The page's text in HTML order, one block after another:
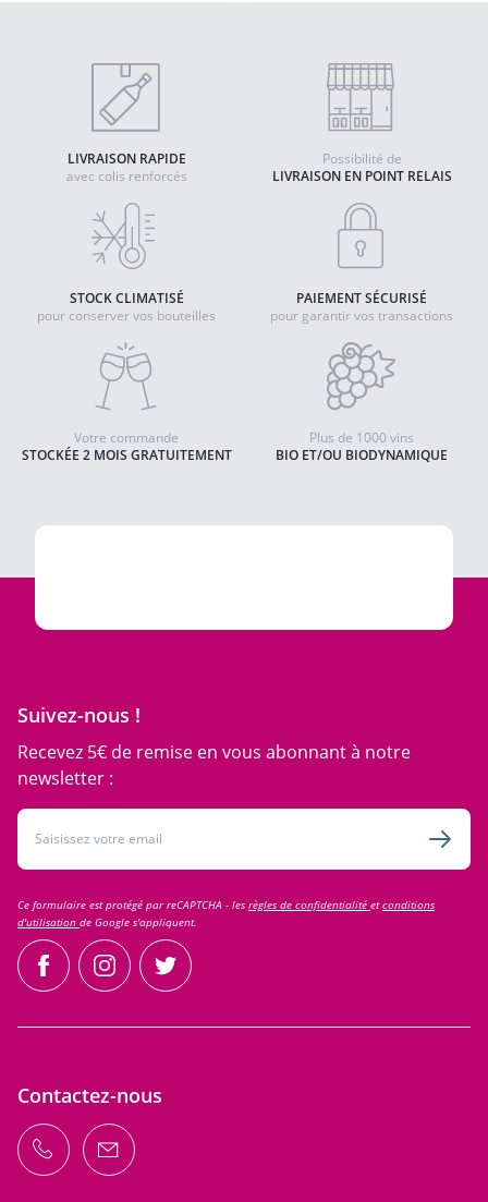
LIVRAISON RAPIDE
avec colis renforcés
LIVRAISON EN POINT RELAIS
Possibilité de
STOCK CLIMATISÉ
pour conserver vos bouteilles
PAIEMENT SÉCURISÉ
pour garantir vos transactions
STOCKÉE 2 MOIS GRATUITEMENT
Votre commande
BIO ET/OU BIODYNAMIQUE
Plus de 1000 vins
Suivez-nous !
Recevez 5€ de remise en vous abonnant à notre
newsletter :
Adresse email
Ce formulaire est protégé par reCAPTCHA - les règles de confidentialité etconditions
d'utilisation de Google s'appliquent.
facebookinstagramtwitter
Contactez-nous